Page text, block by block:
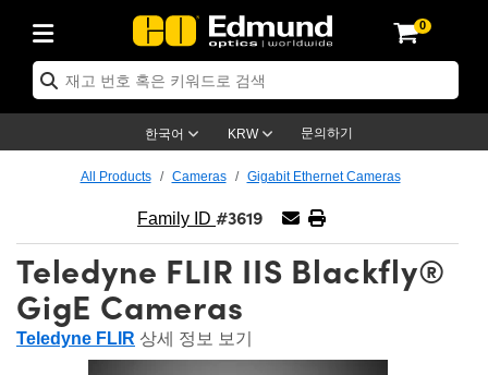
0
한국어 KRW 문의하기
Optics
Optics
Expanders
and Breadboards
Objectives
and Electronics
Lenses
(S-Mount Lenses)
Magnification Lenses
Objectives
Cameras
Cameras
이트 & 조명
Accessories
Targets
Targets
& Stage Micrometers
Level Test Targets
& Detection
Solutions
and Electronics
& Production
Handling Tools
Products
By Application
Imaging
By Brand
Products
Lenses
Products
Lenses
Products
Microscopy
Lenses
All Products Cameras Gigabit Ethernet Cameras
Family ID #3619
Teledyne FLIR IIS Blackfly®
GigE Cameras
Teledyne FLIR 상세 정보 보기